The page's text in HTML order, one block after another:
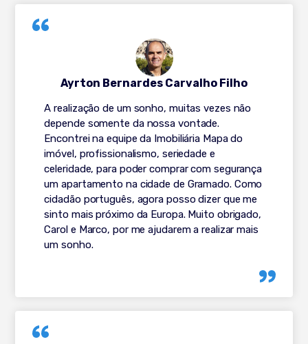
A realização de um sonho, muitas vezes não
depende somente da nossa vontade.
Encontrei na equipe da Imobiliária Mapa do
imóvel, profissionalismo, seriedade e
celeridade, para poder comprar com segurança
um apartamento na cidade de Gramado. Como
cidadão português, agora posso dizer que me
sinto mais próximo da Europa. Muito obrigado,
Carol e Marco, por me ajudarem a realizar mais
um sonho.
Ayrton Bernardes Carvalho Filho